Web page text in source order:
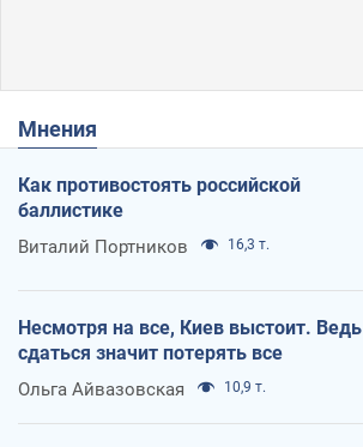
Мнения
Как противостоять российской
баллистике
Виталий Портников 16,3 т.
Несмотря на все, Киев выстоит. Ведь
сдаться значит потерять все
Ольга Айвазовская 10,9 т.